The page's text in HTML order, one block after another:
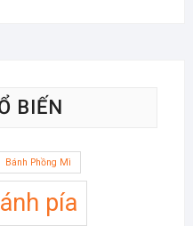
BIẾN
Bánh Phồng Mì
pía